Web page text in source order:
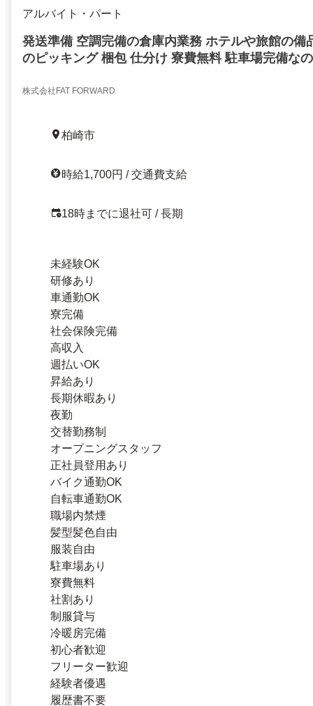
アルバイト・パート
発送準備 空調完備の倉庫内業務 ホテルや旅館の備
のピッキング 梱包 仕分け 寮費無料 駐車場完備な
株式会社FAT FORWARD
柏崎市
時給1,700円 / 交通費支給
18時までに退社可 / 長期
未経験OK
研修あり
車通勤OK
寮完備
社会保険完備
高収入
週払いOK
昇給あり
長期休暇あり
夜勤
交替勤務制
オープニングスタッフ
正社員登用あり
バイク通勤OK
自転車通勤OK
職場内禁煙
髪型髪色自由
服装自由
駐車場あり
寮費無料
社割あり
制服貸与
冷暖房完備
初心者歓迎
フリーター歓迎
経験者優遇
履歴書不要